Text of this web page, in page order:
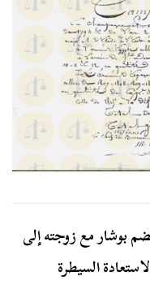
بوشار مع زوجته إلى
السيطرة